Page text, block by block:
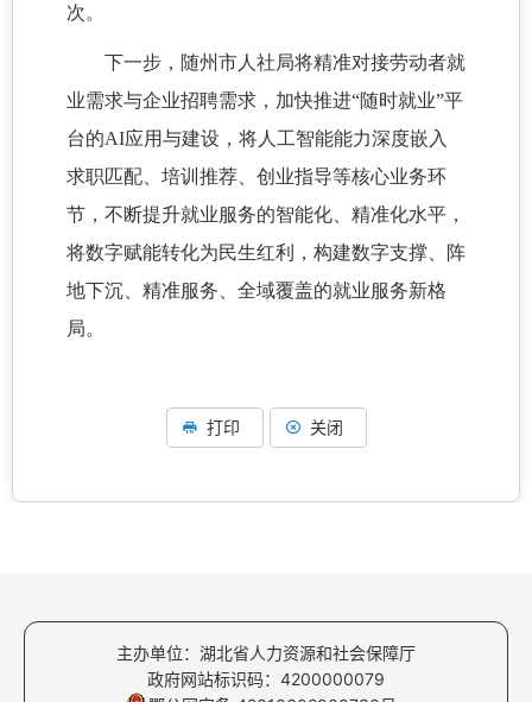
次。
下一步，随州市人社局将精准对接劳动者就
业需求与企业招聘需求，加快推进“随时就业”平
台的AI应用与建设，将人工智能能力深度嵌入
求职匹配、培训推荐、创业指导等核心业务环
节，不断提升就业服务的智能化、精准化水平，
将数字赋能转化为民生红利，构建数字支撑、阵
地下沉、精准服务、全域覆盖的就业服务新格
局。
打印 关闭
主办单位：湖北省人力资源和社会保障厅
政府网站标识码：4200000079